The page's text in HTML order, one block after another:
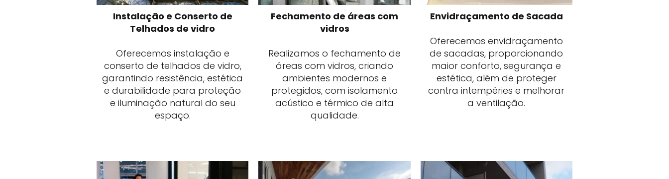
Instalação e Conserto de
Telhados de vidro
Oferecemos instalação e
conserto de telhados de vidro,
garantindo resistência, estética
e durabilidade para proteção
e iluminação natural do seu
espaço.
Fechamento de áreas com
vidros
Realizamos o fechamento de
áreas com vidros, criando
ambientes modernos e
protegidos, com isolamento
acústico e térmico de alta
qualidade.
Envidraçamento de Sacada
Oferecemos envidraçamento
de sacadas, proporcionando
maior conforto, segurança e
estética, além de proteger
contra intempéries e melhorar
a ventilação.